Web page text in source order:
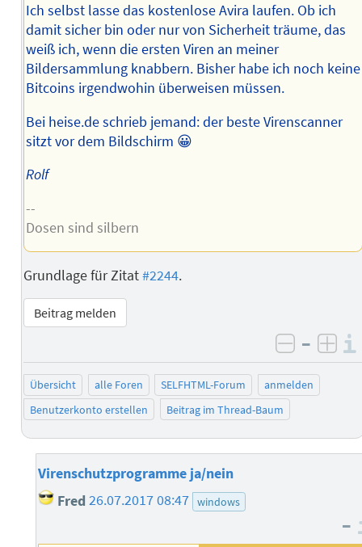
Ich selbst lasse das kostenlose Avira laufen. Ob ich
damit sicher bin oder nur von Sicherheit träume, das
weiß ich, wenn die ersten Viren an meiner
Bildersammlung knabbern. Bisher habe ich noch keine
Bitcoins irgendwohin überweisen müssen.
Bei heise.de schrieb jemand: der beste Virenscanner
sitzt vor dem Bildschirm 😀
Rolf
--
Dosen sind silbern
Grundlage für Zitat#2244.
Beitrag melden
negativ
–
Übersicht alle Foren SELFHTML-Forum
anmelden
Benutzerkonto erstellen
Beitrag im Thread-Baum
Virenschutzprogramme ja/nein
Fred 26.07.2017 08:47 windows
–